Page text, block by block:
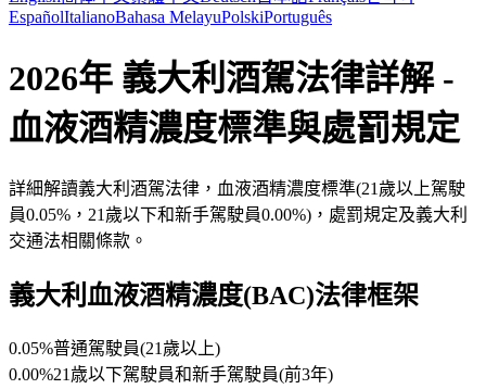
EspañolItalianoBahasa MelayuPolskiPortuguês
2026年 義大利酒駕法律詳解 -
血液酒精濃度標準與處罰規定
詳細解讀義大利酒駕法律，血液酒精濃度標準(21歲以上駕駛
員0.05%，21歲以下和新手駕駛員0.00%)，處罰規定及義大利
交通法相關條款。
義大利血液酒精濃度(BAC)法律框架
0.05%普通駕駛員(21歲以上)
0.00%21歳以下駕駛員和新手駕駛員(前3年)